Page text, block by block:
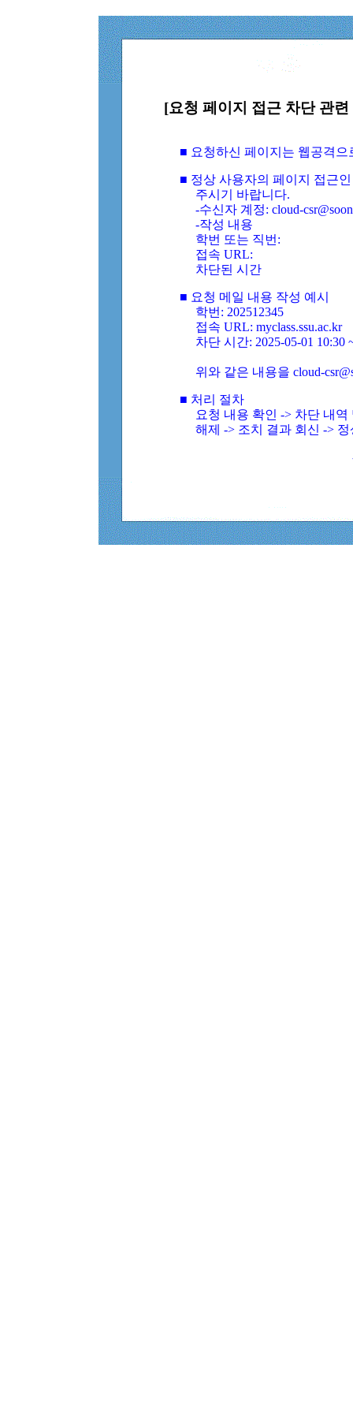
[요청 페이지 접근 차단 관
■ 요청하신 페이지는 웹공격
■ 정상 사용자의 페이지 접근
주시기 바랍니다.
-수신자 계정: cloud-
-작성 내용
학번 또는 직번:
접속 URL:
차단된 시간
■ 요청 메일 내용 작성 예시
학번: 202512345
접속 URL: myclass.ssu.ac.kr
차단 시간: 2025-05-01 10:30
위와 같은 내용을 cloud-
■ 처리 절차
요청 내용 확인 -> 차단 내
해제 -> 조치 결과 회신 ->